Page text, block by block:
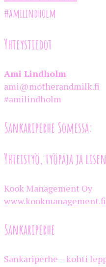
#amilindholm
Yhteystiedot
Ami Lindholm
ami@motherandmilk.fi
#amilindholm
Sankariperhe Somessa:
Yhteistyö, työpaja ja
Kook Management Oy
www.kookmanagement.fi
Sankariperhe
Sankariperhe – kohti